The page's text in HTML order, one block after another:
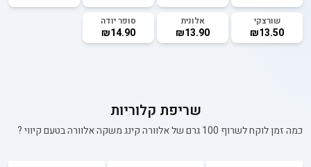
שורצקי
₪13.50
אלונית
₪13.90
סופר יודה
₪14.90
שריפת קלוריות
כמה זמן לוקח לשרוף 100 גרם של אלוורה קינג משקה אלוורה בטעם קיווי?